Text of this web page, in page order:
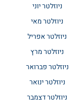
ניוזלטר יוני
ניוזלטר מאי
ניוזלטר אפריל
ניוזלטר מרץ
ניוזלטר פברואר
ניוזלטר ינואר
ניוזלטר דצמבר